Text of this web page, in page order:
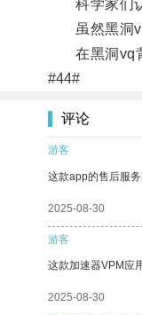
科学家们认
虽然黑洞vq
在黑洞vq背
#44#
评论
游客
这款app的售后服
2025-08-30
游客
这款加速器VPM应
2025-08-30